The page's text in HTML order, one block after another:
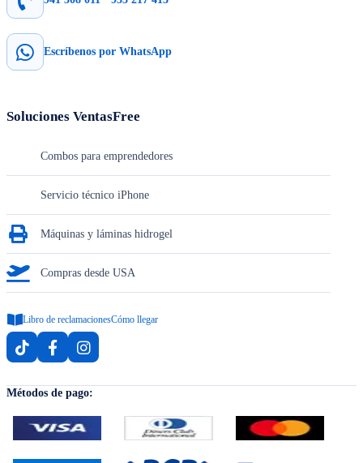
Escríbenos por WhatsApp
Soluciones VentasFree
Combos para emprendedores
Servicio técnico iPhone
Máquinas y láminas hidrogel
Compras desde USA
Libro de reclamacionesCómo llegar
Métodos de pago: